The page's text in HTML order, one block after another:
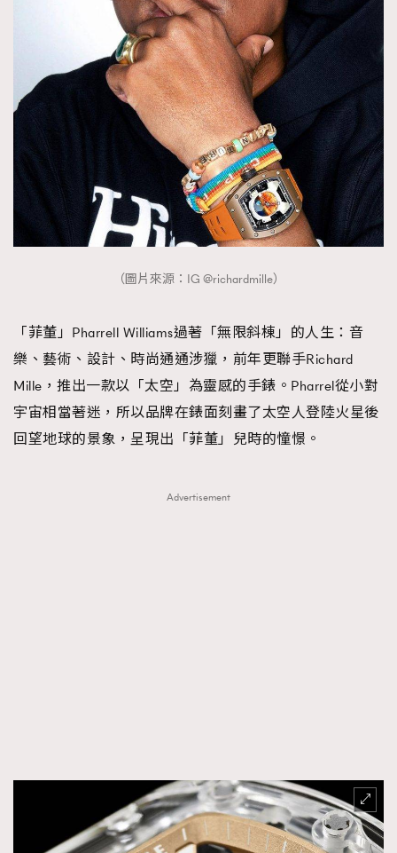
（圖片來源：IG @richardmille）
「菲董」Pharrell Williams過著「無限斜棟」的人生：音
樂、藝術、設計、時尚通通涉獵，前年更聯手Richard
Mille，推出一款以「太空」為靈感的手錶。Pharrel從小對
宇宙相當著迷，所以品牌在錶面刻畫了太空人登陸火星後
回望地球的景象，呈現出「菲董」兒時的憧憬。
Advertisement